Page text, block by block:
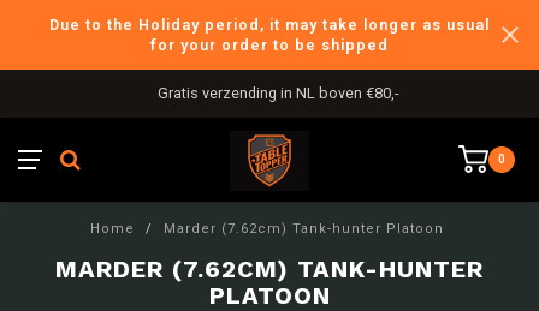
Due to the Holiday period, it may take longer as usual
for your order to be shipped
Gratis verzending in NL boven €80,-
0
Home / Marder (7.62cm) Tank-hunter Platoon
MARDER (7.62CM) TANK-HUNTER
PLATOON